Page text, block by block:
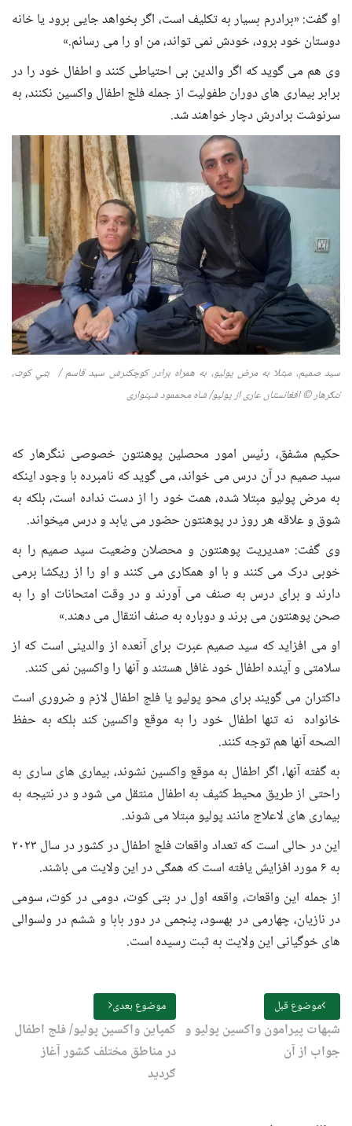
او گفت: «برادرم بسیار به تکلیف است، اگر بخواهد جایی برود یا خانه
دوستان خود برود، خودش نمی تواند، من او را می رسانم.»
وی هم می گوید که اگر والدین بی احتیاطی کنند و اطفال خود را در
برابر بیماری های دوران طفولیت از جمله فلج اطفال واکسین نکنند، به
سرنوشت برادرش دچار خواهند شد.
سید صمیم، مبتلا به مرض پولیو، به همراه برادر کوچکترش سید قاسم / بټي کوټ،
ننګرهار©افغانستان عاری از پولیو/ شاه محممود شینواری
حکیم مشفق، رئیس امور محصلین پوهنتون خصوصی ننگرهار که
سید صمیم در آن درس می خواند، می گوید که نامبرده با وجود اینکه
به مرض پولیو مبتلا شده، همت خود را از دست نداده است، بلکه به
شوق و علاقه هر روز در پوهنتون حضور می یابد و درس میخواند.
وی گفت: «مدیریت پوهنتون و محصلان وضعیت سید صمیم را به
خوبی درک می کنند و با او همکاری می کنند و او را از ریکشا برمی
دارند و برای درس به صنف می آورند و در وقت امتحانات او را به
صحن پوهنتون می برند و دوباره به صنف انتقال می دهند.»
او می افزاید که سید صمیم عبرت برای آنعده از والدینی است که از
سلامتی و آینده اطفال خود غافل هستند و آنها را واکسین نمی کنند.
داکتران می گویند برای محو پولیو یا فلج اطفال لازم و ضروری است
خانواده نه تنها اطفال خود را به موقع واکسین کند بلکه به حفظ
الصحه آنها هم توجه کنند.
به گفته آنها، اگر اطفال به موقع واکسین نشوند، بیماری های ساری به
راحتی از طریق محیط کثیف به اطفال منتقل می شود و در نتیجه به
بیماری های لاعلاج مانند پولیو مبتلا می شوند.
این در حالی است که تعداد واقعات فلج اطفال در کشور در سال ۲۰۲۳
به ۶ مورد افزایش یافته است که همګی در این ولایت می باشند.
از جمله این واقعات، واقعه اول در بتی کوت، دومی در کوت، سومی
در نازیان، چهارمی در بهسود، پنجمی در دور بابا و ششم در ولسوالی
های خوگیانی این ولایت به ثبت رسیده است.
موضوع قبل
شبهات پيرامون واکسین پوليو و
جواب از آن
موضوع بعدی
کمپاین واکسین پولیو/ فلج اطفال
در مناطق مختلف کشور آغاز
ګردید